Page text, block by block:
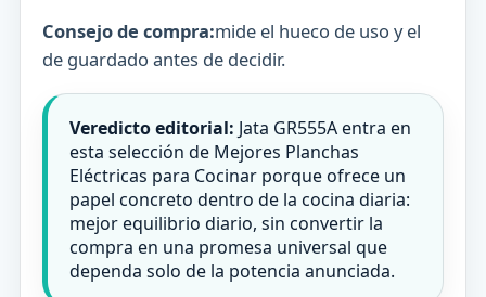
Consejo de compra:mide el hueco de uso y el
de guardado antes de decidir.
Veredicto editorial: Jata GR555A entra en
esta selección de Mejores Planchas
Eléctricas para Cocinar porque ofrece un
papel concreto dentro de la cocina diaria:
mejor equilibrio diario, sin convertir la
compra en una promesa universal que
dependa solo de la potencia anunciada.